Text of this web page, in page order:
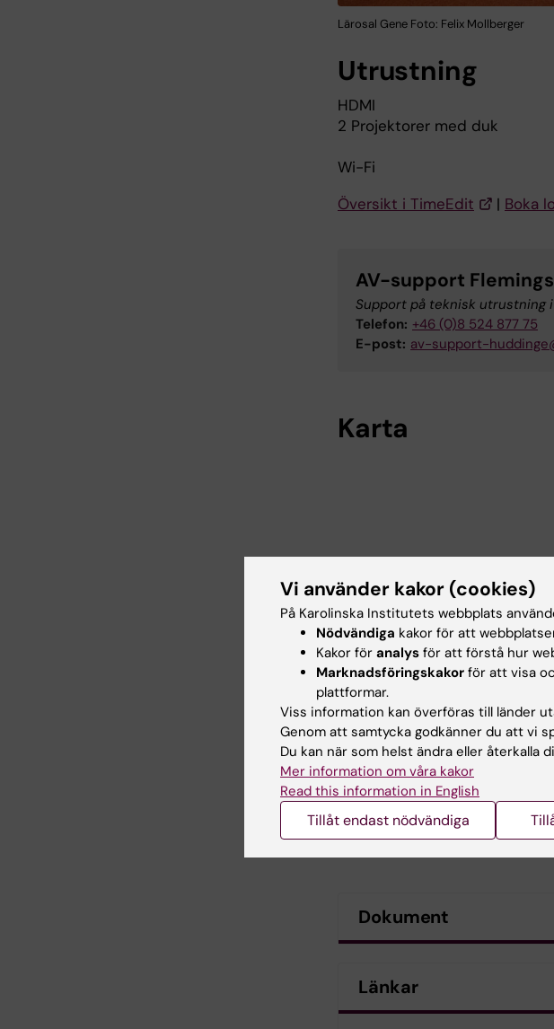
Lärosal Gene Foto: Felix Mollberger
Utrustning
HDMI
2 Projektorer med duk
Wi-Fi
Översikt i TimeEdit
| Boka
AV-support
Support på teknisk utrustning
Telefon: +46 (0)8 524 877 75
E-post: av-support-
Karta
Dokument
Länkar
Vi använder kakor (cookies)
På Karolinska Institutets webbplats
Nödvändiga kakor för att
Kakor för analys för att förstå hur
Marknadsföringskakor för att visa
plattformar.
Viss information kan överföras till länder
Genom att samtycka godkänner du att vi
Du kan när som helst ändra eller återkalla
Mer information om våra kakor
Read this information in English
Tillåt endast nödvändiga